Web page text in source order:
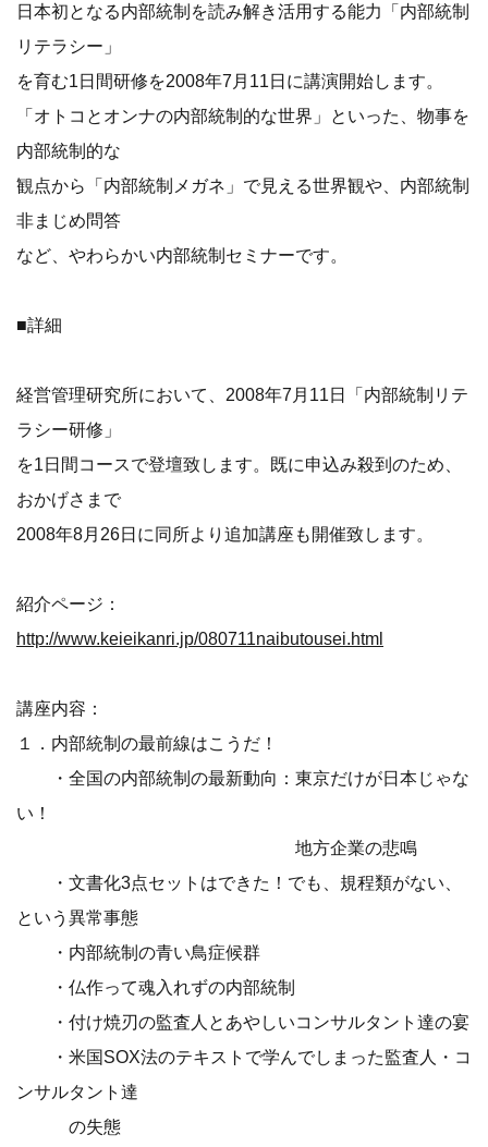
日本初となる内部統制を読み解き活用する能力「内部統制
リテラシー」
を育む1日間研修を2008年7月11日に講演開始します。
「オトコとオンナの内部統制的な世界」といった、物事を
内部統制的な
観点から「内部統制メガネ」で見える世界観や、内部統制
非まじめ問答
など、やわらかい内部統制セミナーです。
■詳細
経営管理研究所において、2008年7月11日「内部統制リテ
ラシー研修」
を1日間コースで登壇致します。既に申込み殺到のため、
おかげさまで
2008年8月26日に同所より追加講座も開催致します。
紹介ページ：
http://www.keieikanri.jp/080711naibutousei.html
講座内容：
１．内部統制の最前線はこうだ！
・全国の内部統制の最新動向：東京だけが日本じゃな
い！
地方企業の悲鳴
・文書化3点セットはできた！でも、規程類がない、
という異常事態
・内部統制の青い鳥症候群
・仏作って魂入れずの内部統制
・付け焼刃の監査人とあやしいコンサルタント達の宴
・米国SOX法のテキストで学んでしまった監査人・コ
ンサルタント達
の失態